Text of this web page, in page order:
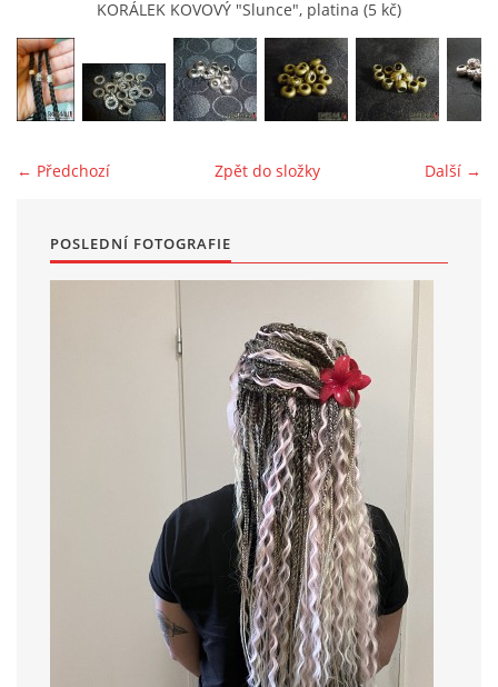
© 2026 eStránky.cz |Tisk|Aktualizováno: 4. 8. 2026|Nahoru ↑
KORÁLEK KOVOVÝ "Slunce", platina (5 kč)
← Předchozí Další →
Zpět do složky
POSLEDNÍ FOTOGRAFIE